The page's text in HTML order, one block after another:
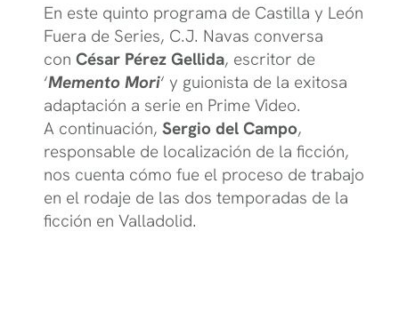
En este quinto programa de Castilla y León
Fuera de Series, C.J. Navas conversa
con César Pérez Gellida, escritor de
‘Memento Mori‘ y guionista de la exitosa
adaptación a serie en Prime Video.
A continuación, Sergio del Campo,
responsable de localización de la ficción,
nos cuenta cómo fue el proceso de trabajo
en el rodaje de las dos temporadas de la
ficción en Valladolid.